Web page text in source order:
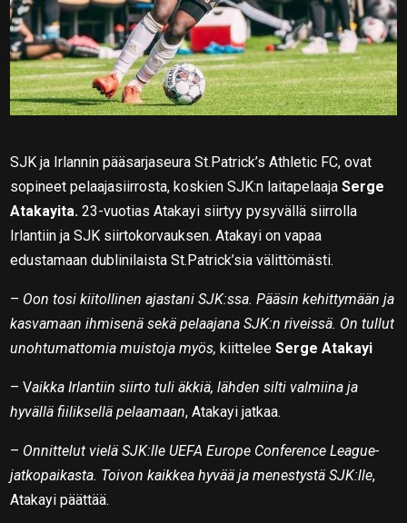
SJK ja Irlannin pääsarjaseura St.Patrick’s Athletic FC, ovat
sopineet pelaajasiirrosta, koskien SJK:n laitapelaajaSerge
Atakayita. 23-vuotias Atakayi siirtyy pysyvällä siirrolla
Irlantiin ja SJK siirtokorvauksen. Atakayi on vapaa
edustamaan dublinilaista St.Patrick’sia välittömästi.
– Oon tosi kiitollinen ajastani SJK:ssa. Pääsin kehittymään ja
kasvamaan ihmisenä sekä pelaajana SJK:n riveissä. On tullut
unohtumattomia muistoja myös, kiitteleeSerge Atakayi
– Vaikka Irlantiin siirto tuli äkkiä, lähden silti valmiina ja
hyvällä fiiliksellä pelaamaan, Atakayi jatkaa.
– Onnittelut vielä SJK:lle UEFA Europe Conference League-
jatkopaikasta. Toivon kaikkea hyvää ja menestystä SJK:lle,
Atakayi päättää.